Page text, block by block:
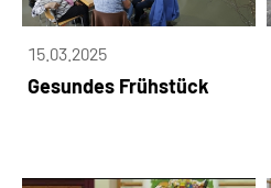
15.03.2025
Gesundes Frühstück